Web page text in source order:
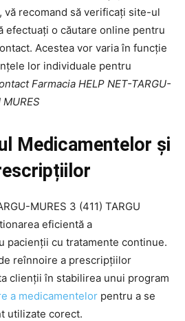
vă recomand să verificați site-ul
efectuați o căutare online pentru
Acestea vor varia în funcție
lor individuale pentru
Farmacia HELP NET-TARGU-
MURES
Medicamentelor și
MURES 3 (411) TARGU
eficientă a
pacienții cu tratamente continue.
reînnoire a prescripțiilor
clienții în stabilirea unui program
a medicamentelor pentru a se
utilizate corect.